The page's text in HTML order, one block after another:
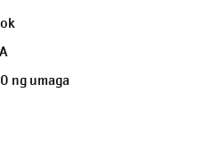
ng umaga